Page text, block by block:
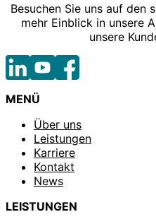
Besuchen Sie uns auf den
mehr Einblick in unsere
unsere
MENÜ
Über uns
Leistungen
Karriere
Kontakt
News
LEISTUNGEN